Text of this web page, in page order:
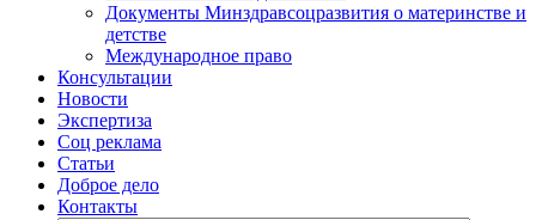
Документы Минздравсоцразвития о материнстве и
детстве
Международное право
Консультации
Новости
Экспертиза
Соц реклама
Статьи
Доброе дело
Контакты